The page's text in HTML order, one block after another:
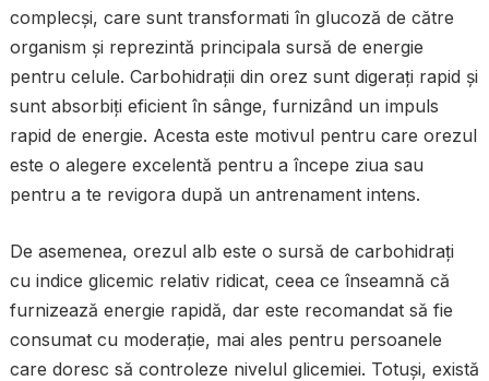
complecși, care sunt transformati în glucoză de către
organism și reprezintă principala sursă de energie
pentru celule. Carbohidrații din orez sunt digerați rapid și
sunt absorbiți eficient în sânge, furnizând un impuls
rapid de energie. Acesta este motivul pentru care orezul
este o alegere excelentă pentru a începe ziua sau
pentru a te revigora după un antrenament intens.
De asemenea, orezul alb este o sursă de carbohidrați
cu indice glicemic relativ ridicat, ceea ce înseamnă că
furnizează energie rapidă, dar este recomandat să fie
consumat cu moderație, mai ales pentru persoanele
care doresc să controleze nivelul glicemiei. Totuși, există